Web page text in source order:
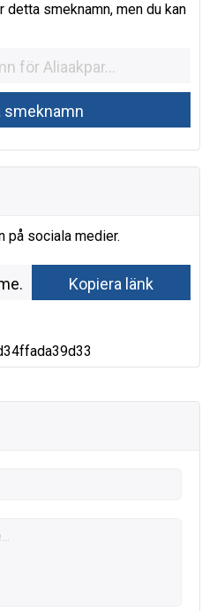
smeknamn, men du kan
på sociala medier.